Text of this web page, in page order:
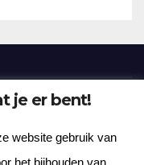
lange gedachten
je er bent!
website gebruik van
het bijhouden van